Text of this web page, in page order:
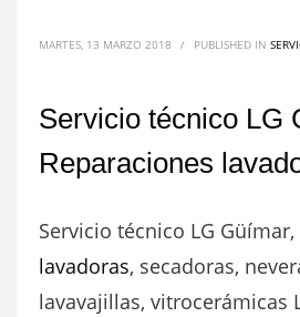
MARTES, 13 MARZO 2018 / PUBLISHED IN
Servicio técnico LG
Reparaciones
Servicio técnico LG Güímar,
lavadoras, secadoras,
lavavajillas, vitrocerámicas